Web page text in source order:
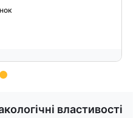
властивості